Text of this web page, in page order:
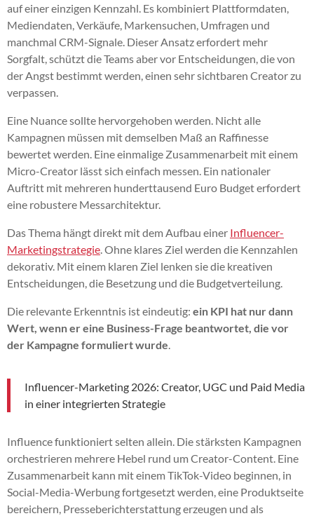
auf einer einzigen Kennzahl. Es kombiniert Plattformdaten,
Mediendaten, Verkäufe, Markensuchen, Umfragen und
manchmal CRM-Signale. Dieser Ansatz erfordert mehr
Sorgfalt, schützt die Teams aber vor Entscheidungen, die von
der Angst bestimmt werden, einen sehr sichtbaren Creator zu
verpassen.
Eine Nuance sollte hervorgehoben werden. Nicht alle
Kampagnen müssen mit demselben Maß an Raffinesse
bewertet werden. Eine einmalige Zusammenarbeit mit einem
Micro-Creator lässt sich einfach messen. Ein nationaler
Auftritt mit mehreren hunderttausend Euro Budget erfordert
eine robustere Messarchitektur.
Das Thema hängt direkt mit dem Aufbau einer Influencer-
Marketingstrategie . Ohne klares Ziel werden die Kennzahlen
dekorativ. Mit einem klaren Ziel lenken sie die kreativen
Entscheidungen, die Besetzung und die Budgetverteilung.
Die relevante Erkenntnis ist eindeutig: ein KPI hat nur dann
Wert, wenn er eine Business-Frage beantwortet, die vor
der Kampagne formuliert wurde
Influencer-Marketing 2026: Creator, UGC und Paid Media
in einer integrierten Strategie
Influence funktioniert selten allein. Die stärksten Kampagnen
orchestrieren mehrere Hebel rund um Creator-Content. Eine
Zusammenarbeit kann mit einem TikTok-Video beginnen, in
Social-Media-Werbung fortgesetzt werden, eine Produktseite
bereichern, Presseberichterstattung erzeugen und als